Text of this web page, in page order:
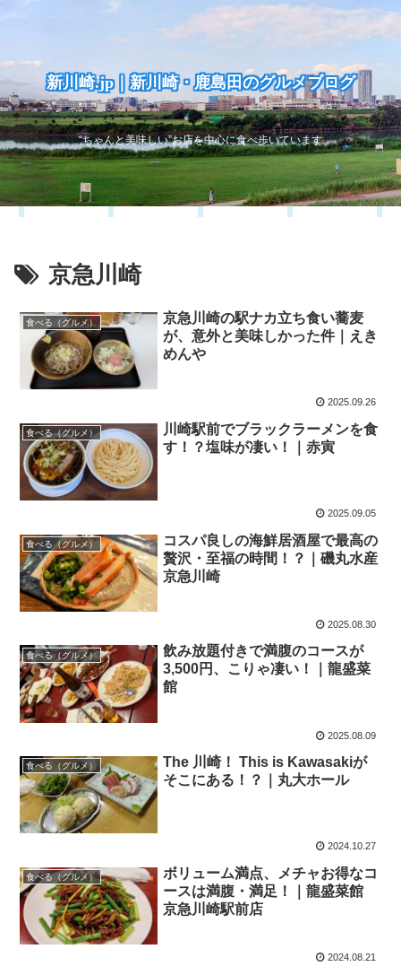
新川崎.jp｜新川崎・鹿島田のグルメブログ
“ちゃんと美味しい”お店を中心に食べ歩いています
京急川崎
食べる（グルメ）
京急川崎の駅ナカ立ち食い蕎麦
が、意外と美味しかった件｜えき
めんや
2025.09.26
食べる（グルメ）
川崎駅前でブラックラーメンを食
す！？塩味が凄い！｜赤寅
2025.09.05
食べる（グルメ）
コスパ良しの海鮮居酒屋で最高の
贅沢・至福の時間！？｜磯丸水産
京急川崎
2025.08.30
食べる（グルメ）
飲み放題付きで満腹のコースが
3,500円、こりゃ凄い！｜龍盛菜
館
2025.08.09
食べる（グルメ）
The 川崎！ This is Kawasakiが
そこにある！？｜丸大ホール
2024.10.27
食べる（グルメ）
ボリューム満点、メチャお得なコ
ースは満腹・満足！｜龍盛菜館
京急川崎駅前店
2024.08.21